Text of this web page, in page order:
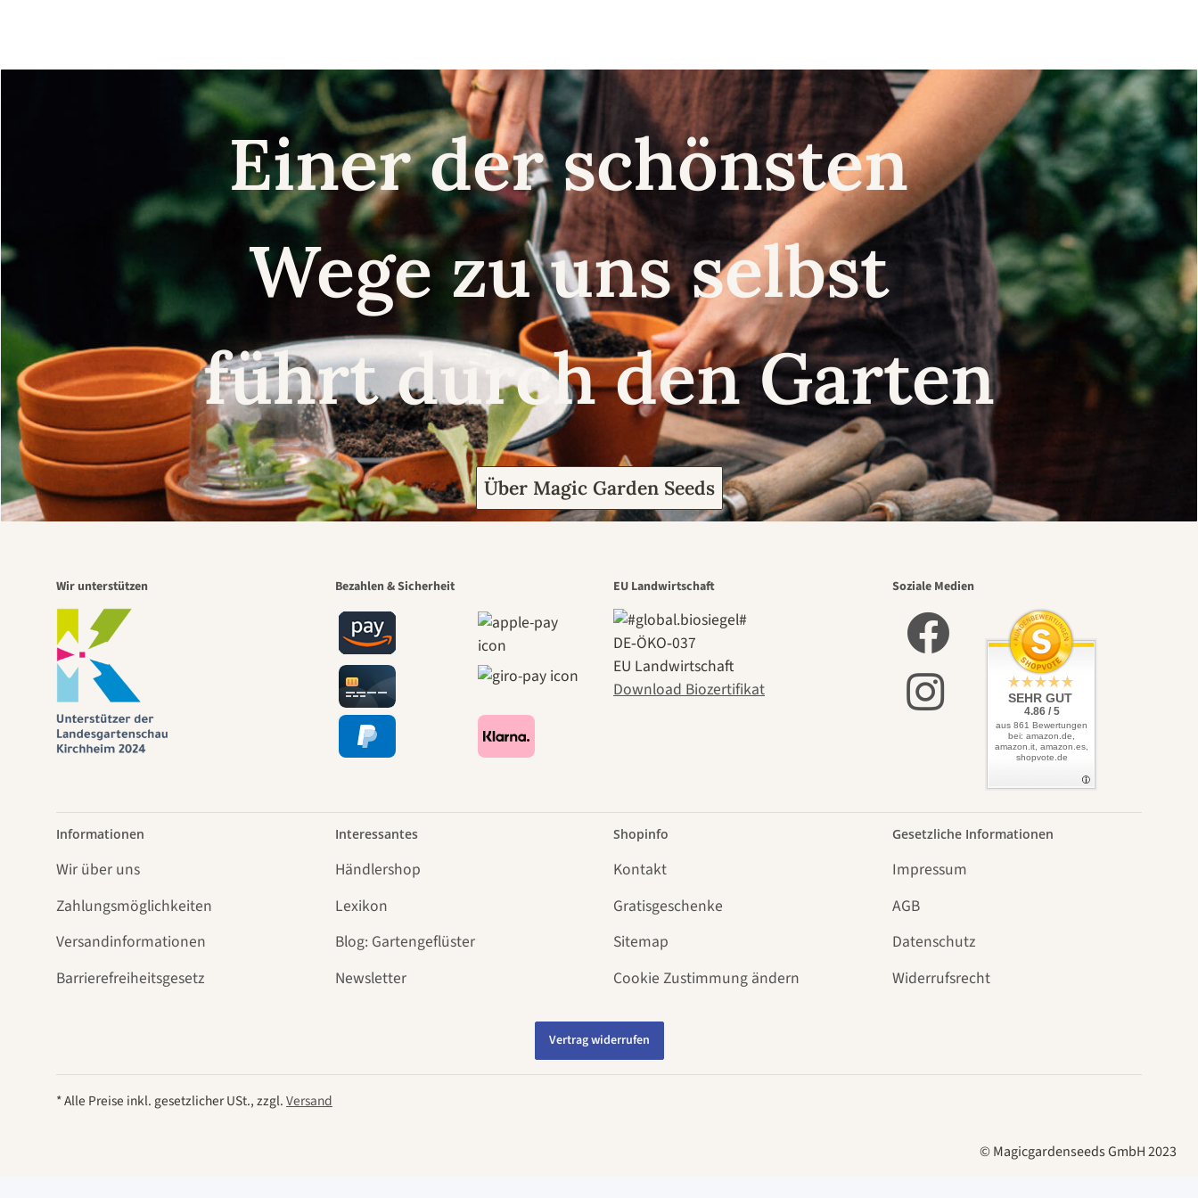
Einer der schönsten
Wege zu uns selbst
führt durch den Garten
Über Magic Garden Seeds
Wir unterstützen Bezahlen & Sicherheit EU Landwirtschaft
DE‑ÖKO‑037
EU Landwirtschaft
Download Biozertifikat
Soziale Medien
SEHR GUT
4.86 / 5
aus 861 Bewertungen
bei: amazon.de,
amazon.it, amazon.es,
shopvote.de
Informationen
Wir über uns
Zahlungsmöglichkeiten
Versandinformationen
Barrierefreiheitsgesetz
Interessantes
Händlershop
Lexikon
Blog: Gartengeflüster
Newsletter
Shopinfo
Kontakt
Gratisgeschenke
Sitemap
Cookie Zustimmung ändern
Gesetzliche Informationen
Impressum
AGB
Datenschutz
Widerrufsrecht
Vertrag widerrufen
* Alle Preise inkl. gesetzlicher USt., zzgl.Versand
© Magicgardenseeds GmbH 2023